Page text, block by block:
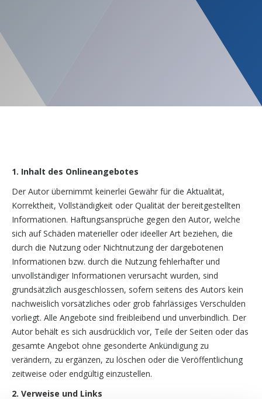
1. Inhalt des Onlineangebotes
Der Autor übernimmt keinerlei Gewähr für die Aktualität,
Korrektheit, Vollständigkeit oder Qualität der bereitgestellten
Informationen. Haftungsansprüche gegen den Autor, welche
sich auf Schäden materieller oder ideeller Art beziehen, die
durch die Nutzung oder Nichtnutzung der dargebotenen
Informationen bzw. durch die Nutzung fehlerhafter und
unvollständiger Informationen verursacht wurden, sind
grundsätzlich ausgeschlossen, sofern seitens des Autors kein
nachweislich vorsätzliches oder grob fahrlässiges Verschulden
vorliegt. Alle Angebote sind freibleibend und unverbindlich. Der
Autor behält es sich ausdrücklich vor, Teile der Seiten oder das
gesamte Angebot ohne gesonderte Ankündigung zu
verändern, zu ergänzen, zu löschen oder die Veröffentlichung
zeitweise oder endgültig einzustellen.
2. Verweise und Links